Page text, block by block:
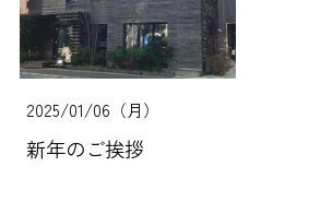
2025/01/06（月）
新年のご挨拶